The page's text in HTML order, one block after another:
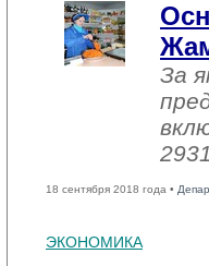
За
18 сентября 2018 года •
ЭКОНОМИКА